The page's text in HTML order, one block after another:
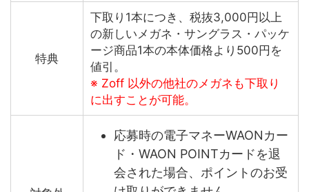
特典
下取り1本につき、税抜3,000円以上
の新しいメガネ・サングラス・パッケ
ージ商品1本の本体価格より500円を
値引。
※ Zoff 以外の他社のメガネも下取り
に出すことが可能。
応募時の電子マネーWAONカー
ド・WAON POINTカードを退
会された場合、ポイントのお受